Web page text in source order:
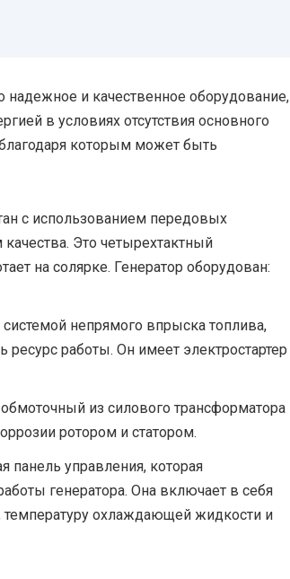
и качественное оборудование,
в условиях отсутствия основного
которым может быть
с использованием передовых
Это четырехтактный
на солярке. Генератор оборудован:
непрямого впрыска топлива,
ресурс работы. Он имеет электростартер
из силового трансформатора
ротором и статором.
панель управления, которая
генератора. Она включает в себя
температуру охлаждающей жидкости и